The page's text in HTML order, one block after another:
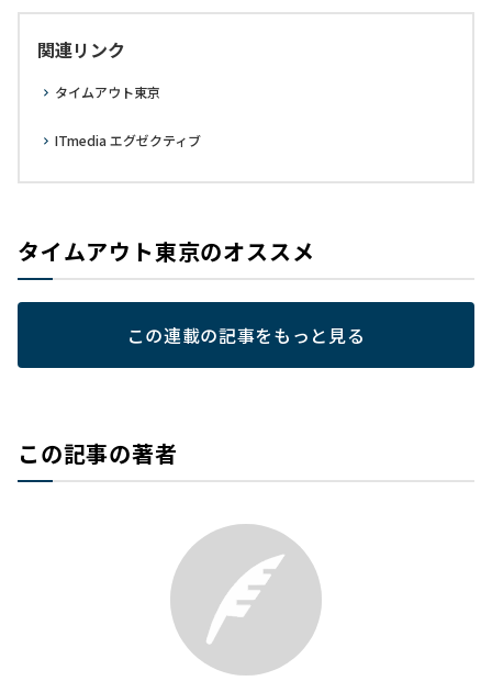
関連リンク
タイムアウト東京
ITmedia エグゼクティブ
タイムアウト東京のオススメ
この連載の記事をもっと見る
この記事の著者